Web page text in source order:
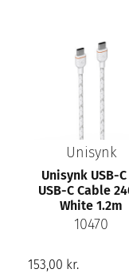
Unisynk
Unisynk USB-
USB-C Cable
White 1.2m
10470